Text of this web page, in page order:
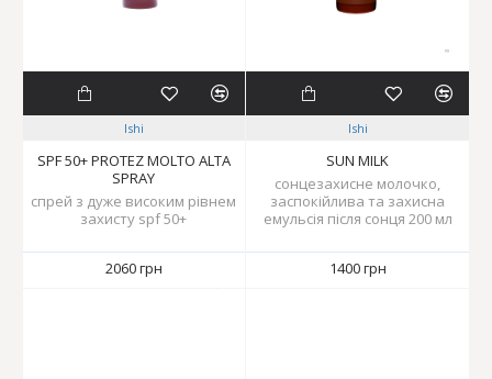
Ishi
SPF 50+ PROTEZ MOLTO ALTA
SPRAY
спрей з дуже високим рівнем
захисту spf 50+
2060 грн
Ishi
SUN MILK
сонцезахисне молочко,
заспокійлива та захисна
емульсія після сонця 200 мл
1400 грн